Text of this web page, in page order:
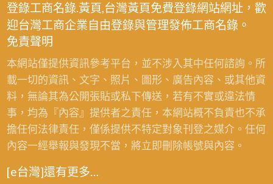
登錄工商名錄.黃頁,台灣黃頁免費登錄網站網址，歡
迎台灣工商企業自由登錄與管理發佈工商名錄。
免責聲明
本網站僅提供資訊參考平台，並不涉入其中任何諮詢。所
載一切的資訊、文字、照片、圖形、廣告內容、或其他資
料，無論其為公開張貼或私下傳送，若有不實或違法情
事，均為『內容』提供者之責任，本網站概不負責也不承
擔任何法律責任，僅係提供不特定對象刊登之媒介。任何
內容一經舉報與發現不當，將立即刪除帳號與內容。
[e台灣]還有更多…